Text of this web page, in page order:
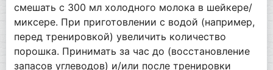
смешать с 300 мл холодного молока в шейкере/
миксере. При приготовлении с водой (например,
перед тренировкой) увеличить количество
порошка. Принимать за час до (восстановление
запасов углеводов) и/или после тренировки